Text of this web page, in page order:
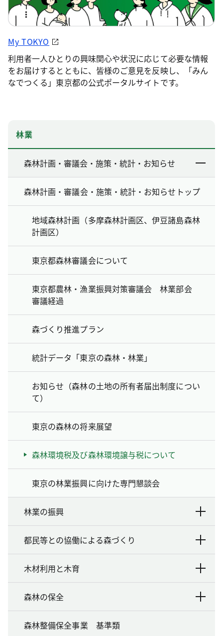
My TOKYO
利用者一人ひとりの興味関心や状況に応じて必要な情報
をお届けするとともに、皆様のご意見を反映し、「みん
なでつくる」東京都の公式ポータルサイトです。
林業
森林計画・審議会・施策・統計・お知らせ
森林計画・審議会・施策・統計・お知らせトップ
地域森林計画（多摩森林計画区、伊豆諸島森林
計画区）
東京都森林審議会について
東京都農林・漁業振興対策審議会 林業部会
審議経過
森づくり推進プラン
統計データ「東京の森林・林業」
お知らせ（森林の土地の所有者届出制度につい
て）
東京の森林の将来展望
森林環境税及び森林環境譲与税について
東京の林業振興に向けた専門懇談会
林業の振興
都民等との協働による森づくり
木材利用と木育
森林の保全
森林整備保全事業 基準類